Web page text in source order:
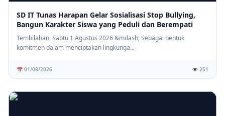
SD IT Tunas Harapan Gelar Sosialisasi Stop Bullying,
Bangun Karakter Siswa yang Peduli dan Berempati
Tembilahan, Sabtu 1 Agustus 2026 &mdash; Sebagai bentuk
komitmen dalam menciptakan lingkunga...
📅 01/08/2026 👁️ 251